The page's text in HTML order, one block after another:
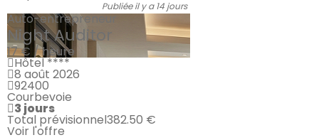
Publiée il y a 14 jours
Auto-entrepreneur
Night Auditor
17 € / heure
Hôtel ****
8 août 2026
92400
Courbevoie
3 jours
Total prévisionnel382.50 €
Voir l'offre